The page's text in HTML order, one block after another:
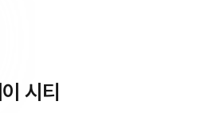
시티